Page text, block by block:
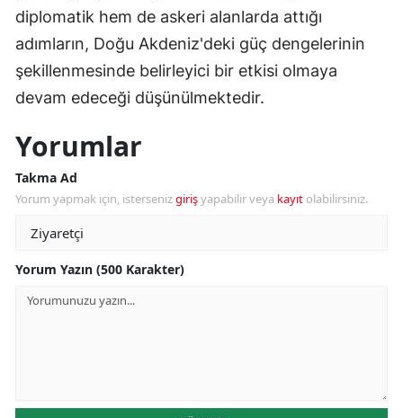
diplomatik hem de askeri alanlarda attığı
adımların, Doğu Akdeniz'deki güç dengelerinin
şekillenmesinde belirleyici bir etkisi olmaya
devam edeceği düşünülmektedir.
Yorumlar
Takma Ad
Yorum yapmak için, istersenizgirişyapabilir veya kayıt olabilirsiniz.
Yorum Yazın (500 Karakter)